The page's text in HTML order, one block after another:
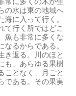
の水は東の地域へ
に入って行く。
て行く所ではどこ
魚も非常に多くな
るからである。
き返る。川のほと
も、あらゆる果樹
ことなく、月ごと
である。その果実